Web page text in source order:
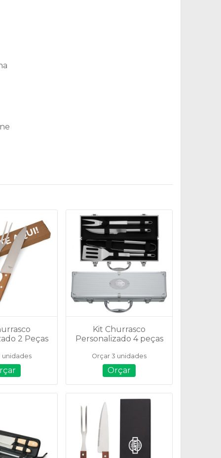
2 Peças
unidades
Kit Churrasco
Personalizado 4 peças
Orçar 3 unidades
Orçar